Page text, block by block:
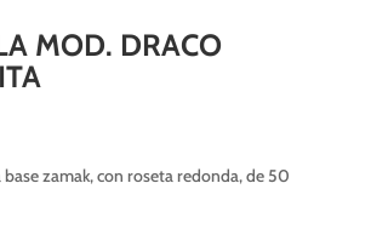
MOD. DRACO
base zamak, con roseta redonda, de 50